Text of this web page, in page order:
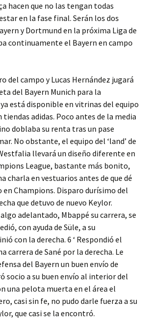
hacen que no las tengan todas
en la fase final. Serán los dos
y Dortmund en la próxima Liga de
continuamente el Bayern en campo
del campo y Lucas Hernández jugará
del Bayern Munich para la
está disponible en vitrinas del equipo
adidas. Poco antes de la media
doblaba su renta tras un pase
No obstante, el equipo del ‘land’ de
llevará un diseño diferente en
League, bastante más bonito,
charla en vestuarios antes de que dé
Champions. Disparo durísimo del
que detuvo de nuevo Keylor.
adelantado, Mbappé su carrera, se
con ayuda de Süle, a su
con la derecha. 6 ‘ Respondió el
carrera de Sané por la derecha. Le
del Bayern un buen envío de
socio a su buen envío al interior del
una pelota muerta en el área el
casi sin fe, no pudo darle fuerza a su
que casi se la encontró.